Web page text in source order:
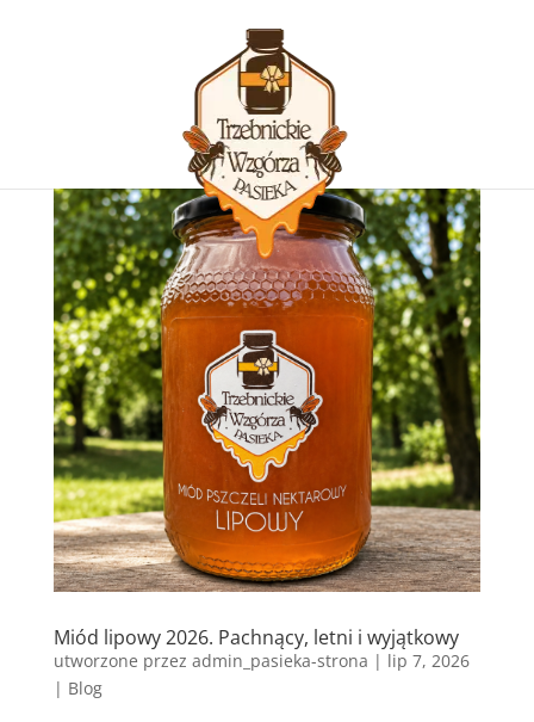
Miód lipowy 2026. Pachnący, letni i wyjątkowy
utworzone przez admin_pasieka-strona | lip 7, 2026
| Blog